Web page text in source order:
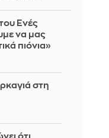
Ενές
να μας
πιόνια»
στη